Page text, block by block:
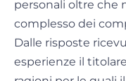
personali oltre che
complesso dei
Dalle risposte
esperienze il